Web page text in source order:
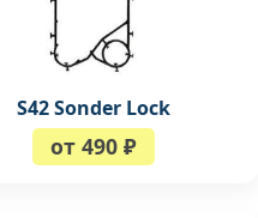
S42 Sonder Lock
от 490 ₽